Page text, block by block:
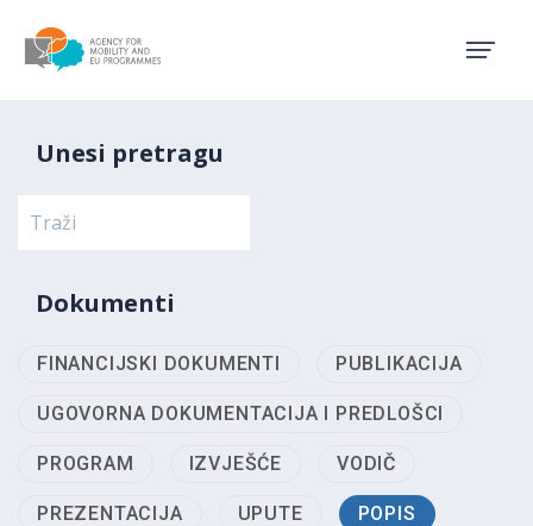
Unesi pretragu
Dokumenti
FINANCIJSKI DOKUMENTI PUBLIKACIJA
UGOVORNA DOKUMENTACIJA I PREDLOŠCI
PROGRAM IZVJEŠĆE VODIČ
PREZENTACIJA UPUTE POPIS